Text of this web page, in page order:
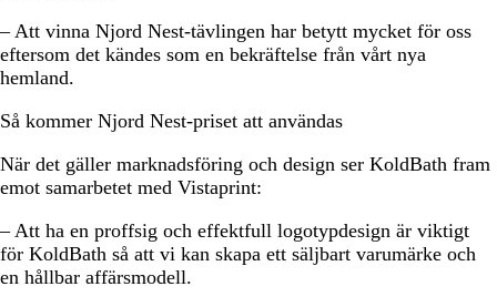
– Att vinna Njord Nest-tävlingen har betytt mycket för oss
eftersom det kändes som en bekräftelse från vårt nya
hemland.
Så kommer Njord Nest-priset att användas
När det gäller marknadsföring och design ser KoldBath fram
emot samarbetet med Vistaprint:
– Att ha en proffsig och effektfull logotypdesign är viktigt
för KoldBath så att vi kan skapa ett säljbart varumärke och
en hållbar affärsmodell.